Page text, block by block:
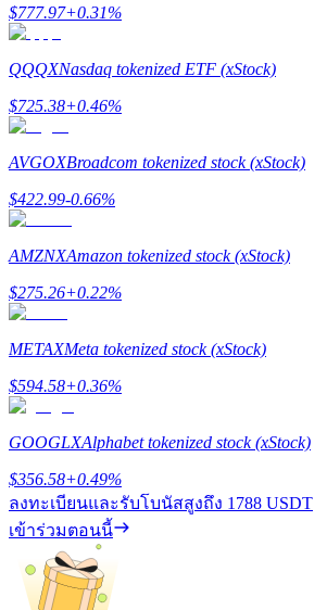
การล็อค BTR
การลงทุนพิเศษสำหรับผู้ถือ BTR
$777.97+0.31%
QQQXNasdaq tokenized ETF (xStock)
$725.38+0.46%
AVGOXBroadcom tokenized stock (xStock)
$422.99-0.66%
AMZNXAmazon tokenized stock (xStock)
$275.26+0.22%
METAXMeta tokenized stock (xStock)
$594.58+0.36%
GOOGLXAlphabet tokenized stock (xStock)
$356.58+0.49%
ลงทะเบียนและรับโบนัสสูงถึง 1788 USDT
เข้าร่วมตอนนี้